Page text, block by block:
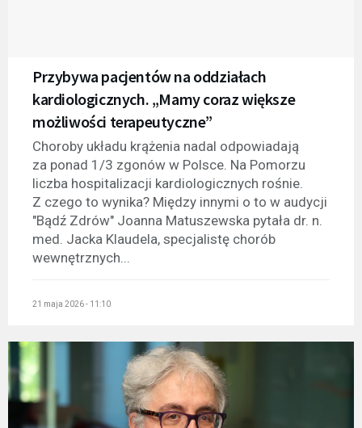
Przybywa pacjentów na oddziałach
kardiologicznych. „Mamy coraz większe
możliwości terapeutyczne”
Choroby układu krążenia nadal odpowiadają
za ponad 1/3 zgonów w Polsce. Na Pomorzu
liczba hospitalizacji kardiologicznych rośnie.
Z czego to wynika? Między innymi o to w audycji
"Bądź Zdrów" Joanna Matuszewska pytała dr. n.
med. Jacka Klaudela, specjalistę chorób
wewnętrznych...
21 maja 2026 - 11:10